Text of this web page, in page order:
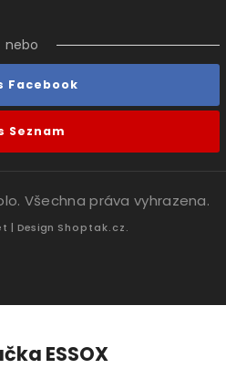
nebo
Facebook
Seznam
. Všechna práva vyhrazena.
| Design Shoptak.cz.
ESSOX